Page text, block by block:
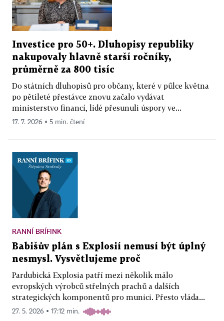
Investice pro 50+. Dluhopisy republiky
nakupovaly hlavně starší ročníky,
průměrně za 800 tisíc
Do státních dluhopisů pro občany, které v půlce května
po pětileté přestávce znovu začalo vydávat
ministerstvo financí, lidé přesunuli úspory ve...
17. 7. 2026 ▪ 5 min. čtení
RANNÍ BRÍFINK
Babišův plán s Explosií nemusí být úplný
nesmysl. Vysvětlujeme proč
Pardubická Explosia patří mezi několik málo
evropských výrobců střelných prachů a dalších
strategických komponentů pro munici. Přesto vláda...
27. 5. 2026 ▪ 17:12 min.